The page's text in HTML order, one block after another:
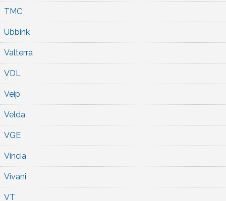
TMC
Ubbink
Valterra
VDL
Veip
Velda
VGE
Vincia
Vivani
VT